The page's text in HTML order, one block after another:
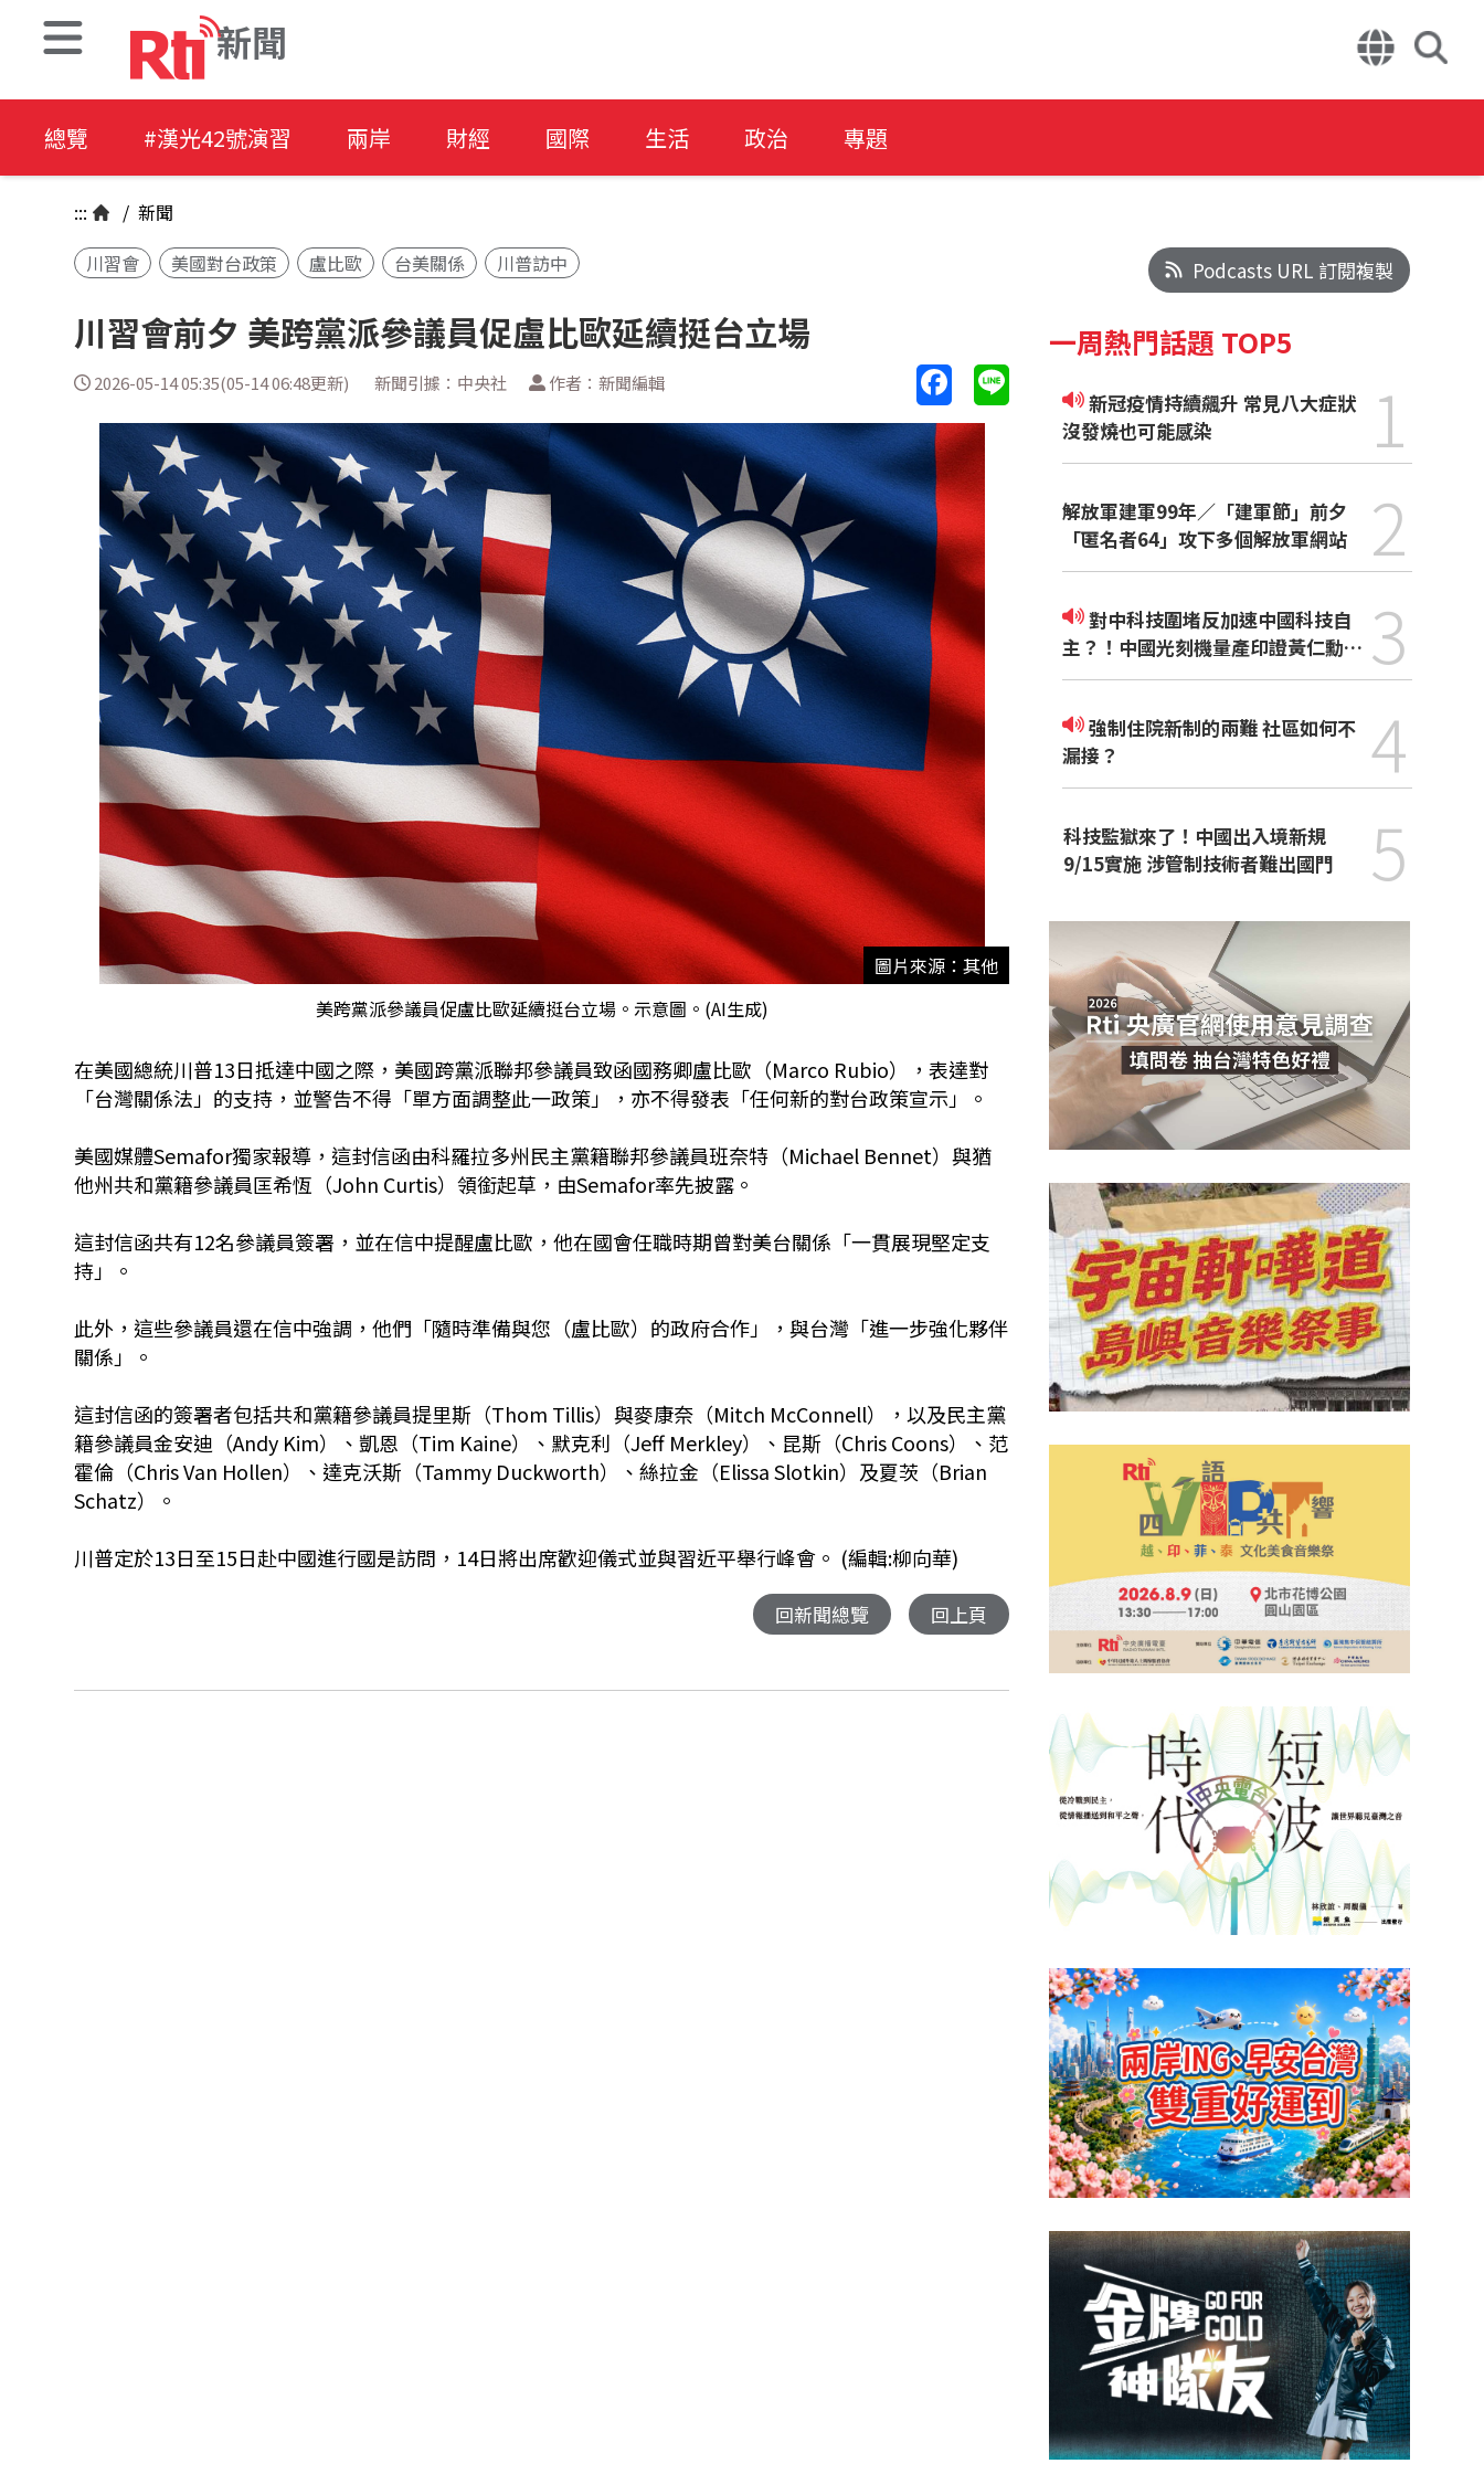
新聞
總覽 #漢光42號演習 兩岸 財經 國際 生活 政治 專題
::: / 新聞
川習會
美國對台政策 盧比歐 台美關係 川普訪中
川習會前夕 美跨黨派參議員促盧比歐延續挺台立場
2026-05-14 05:35(05-14 06:48更新) 新聞引據：中央社 作者：新聞編輯
圖片來源：其他
美跨黨派參議員促盧比歐延續挺台立場。示意圖。(AI生成)
在美國總統川普13日抵達中國之際，美國跨黨派聯邦參議員致函國務卿盧比歐（Marco Rubio），表達對
「台灣關係法」的支持，並警告不得「單方面調整此一政策」，亦不得發表「任何新的對台政策宣示」。
美國媒體Semafor獨家報導，這封信函由科羅拉多州民主黨籍聯邦參議員班奈特（Michael Bennet）與猶
他州共和黨籍參議員匡希恆（John Curtis）領銜起草，由Semafor率先披露。
這封信函共有12名參議員簽署，並在信中提醒盧比歐，他在國會任職時期曾對美台關係「一貫展現堅定支
持」。
此外，這些參議員還在信中強調，他們「隨時準備與您（盧比歐）的政府合作」，與台灣「進一步強化夥伴
關係」。
這封信函的簽署者包括共和黨籍參議員提里斯（Thom Tillis）與麥康奈（Mitch McConnell），以及民主黨
籍參議員金安迪（Andy Kim）、凱恩（Tim Kaine）、默克利（Jeff Merkley）、昆斯（Chris Coons）、范
霍倫（Chris Van Hollen）、達克沃斯（Tammy Duckworth）、絲拉金（Elissa Slotkin）及夏茨（Brian
Schatz）。
川普定於13日至15日赴中國進行國是訪問，14日將出席歡迎儀式並與習近平舉行峰會。 (編輯:柳向華)
回新聞總覽 回上頁
Podcasts URL 訂閱複製
一周熱門話題 TOP5
新冠疫情持續飆升 常見八大症狀
沒發燒也可能感染
1
解放軍建軍99年／「建軍節」前夕
「匿名者64」攻下多個解放軍網站
2
對中科技圍堵反加速中國科技自
主？！中國光刻機量產印證黃仁勳觀
點
3
強制住院新制的兩難 社區如何不
漏接？
4
科技監獄來了！中國出入境新規
9/15實施 涉管制技術者難出國門
5